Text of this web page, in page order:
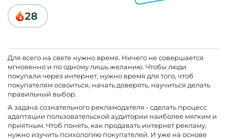
28
Для всего на свете нужно время. Ничего не совершается
мгновенно и по одному лишь желанию. Чтобы люди
покупали через интернет, нужно время для того, чтоб
покупателям освоиться, начать доверять, научиться делать
правильный выбор.
А задача сознательного рекламодателя - сделать процесс
адаптации пользовательской аудитории наиболее мягким и
приятным. Чтоб понять, как продавать интернет рекламу,
нужно изучить психологию покупателей. И уже на основе